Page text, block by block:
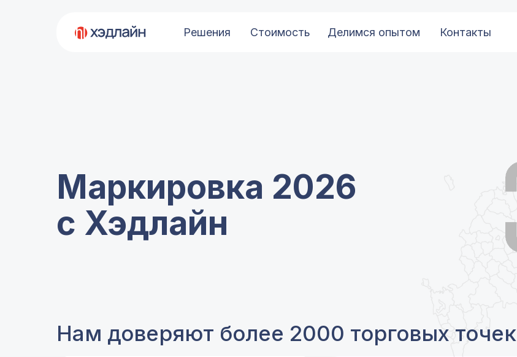
Решения Стоимость Контакты
Делимся опытом
Нам доверяют более 2000 торговых точек
Маркировка 2026
с Хэдлайн